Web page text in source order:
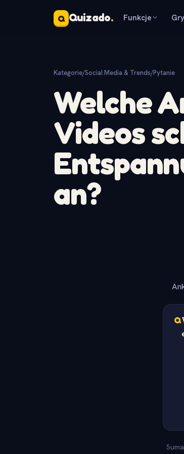
Q Quizado. Funkcje Gry
Kategorie/Social Media & Trends/Pytanie
Welche
Videos
an?
Q